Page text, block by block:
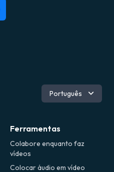
Inglês
Alemão
Romeno
Português
Ferramentas
Colabore enquanto faz
vídeos
Colocar áudio em vídeo